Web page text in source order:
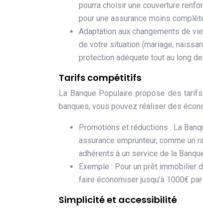
pourra choisir une couverture
pour une assurance moins
Adaptation aux changements de
de votre situation (mariage,
protection adéquate tout au long
Tarifs compétitifs
La Banque Populaire propose des
banques, vous pouvez réaliser des
Promotions et réductions : La
assurance emprunteur, comme un
adhérents à un service de la
Exemple : Pour un prêt immobilier
faire économiser jusqu’à 1000€
Simplicité et accessibilité